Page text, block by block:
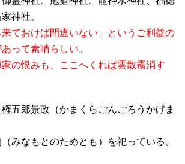
神社。
ておけば間違いない」というご利益の
って素晴らしい。
の恨みも、ここへくれば雲散霧消す
五郎景政（かまくらごんごろうかげま
みなもとのためとも）を祀っている。